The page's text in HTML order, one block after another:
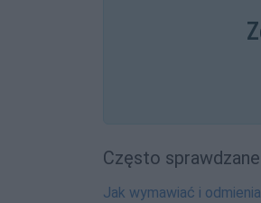
Często sprawdzane
Jak wymawiać i